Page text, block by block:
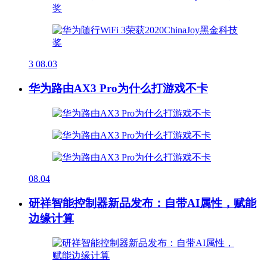
3 08.03
华为路由AX3 Pro为什么打游戏不卡
08.04
研祥智能控制器新品发布：自带AI属性，赋能
边缘计算